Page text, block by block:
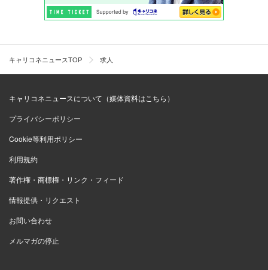
キャリコネニュースTOP 求人
キャリコネニュースについて（媒体資料はこちら）
プライバシーポリシー
Cookie等利用ポリシー
利用規約
著作権・商標権・リンク・フィード
情報提供・リクエスト
お問い合わせ
メルマガの停止